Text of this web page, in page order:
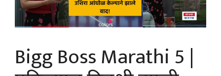
Bigg Boss Marathi 5 |